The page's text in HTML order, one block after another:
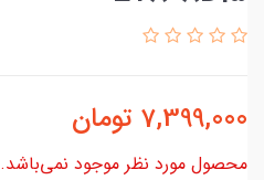
7,399,000 تومان
محصول مورد نظر موجود نمی‌باشد.